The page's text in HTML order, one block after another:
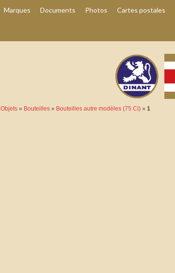
Marques Documents Photos Cartes postales
Objets » Bouteilles » Bouteilles autre modèles (75 Cl) » 1